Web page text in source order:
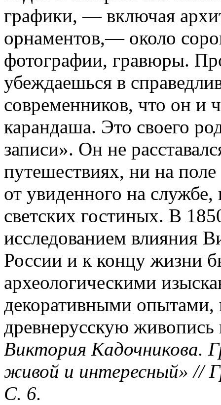
графики, — включая
орнаментов,— около
фотографии, гравюры.
убеждаешься в
современников, что он и
карандаша. Это своего
записи». Он не
путешествиях, ни на поле
от увиденного на
светских гостиных. В
исследованием влияния
России и к концу жизни
археологическими
декоративными опытами,
древнерусскую живопись
Виктория Кадочникова.
живой и интересный» //
С. 6.